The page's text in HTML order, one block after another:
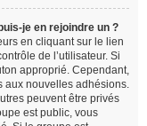
je en rejoindre un ?
en cliquant sur le lien
de l’utilisateur. Si
approprié. Cependant,
aux nouvelles adhésions.
peuvent être privés
est public, vous